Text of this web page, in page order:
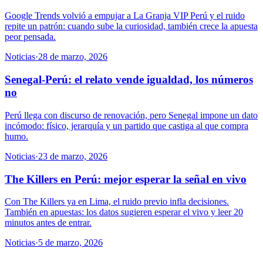
Google Trends volvió a empujar a La Granja VIP Perú y el ruido
repite un patrón: cuando sube la curiosidad, también crece la apuesta
peor pensada.
Noticias·28 de marzo, 2026
Senegal-Perú: el relato vende igualdad, los números
no
Perú llega con discurso de renovación, pero Senegal impone un dato
incómodo: físico, jerarquía y un partido que castiga al que compra
humo.
Noticias·23 de marzo, 2026
The Killers en Perú: mejor esperar la señal en vivo
Con The Killers ya en Lima, el ruido previo infla decisiones.
También en apuestas: los datos sugieren esperar el vivo y leer 20
minutos antes de entrar.
Noticias·5 de marzo, 2026